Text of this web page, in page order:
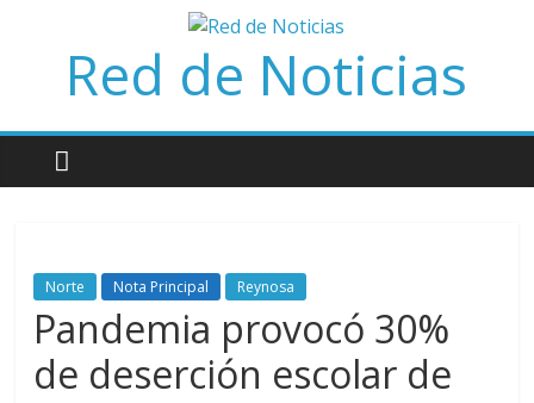
contenidoRed de Noticias
Norte Nota Principal Reynosa
Pandemia provocó 30%
de deserción escolar de